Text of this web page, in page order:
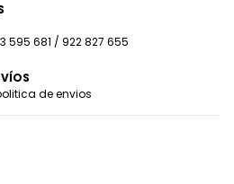
595 681 / 922 827 655
de envios